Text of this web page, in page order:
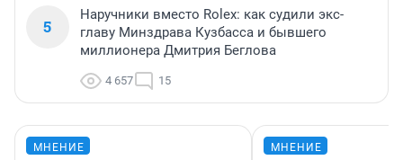
5
Наручники вместо Rolex: как судили экс-
главу Минздрава Кузбасса и бывшего
миллионера Дмитрия Беглова
4 657 15
МНЕНИЕ МНЕНИЕ